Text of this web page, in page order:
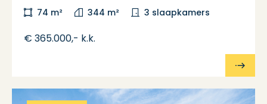
74 m² 344 m² 3 slaapkamers
€ 365.000,- k.k.